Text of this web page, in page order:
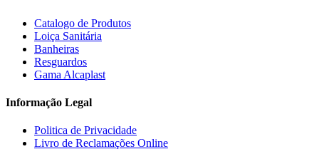
Catalogo de Produtos
Loiça Sanitária
Banheiras
Resguardos
Gama Alcaplast
Informação Legal
Politica de Privacidade
Livro de Reclamações Online